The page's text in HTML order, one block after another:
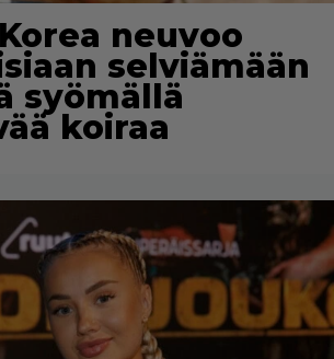
neuvoo
selviämään
syömällä
koiraa